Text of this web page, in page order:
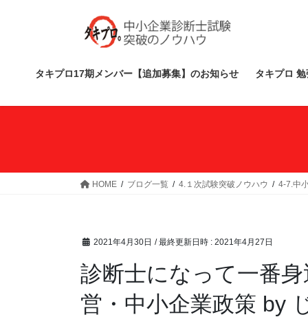
ス
ン
タキプロ17期メンバー【追加募集】のお知らせ タキプロ
HOME ブログ一覧 4.１次試験突破ノウハウ 4-7.中
2021年4月30日 / 最終更新日時 : 2021年4月27日
診断士になって一番
営・中小企業政策 by